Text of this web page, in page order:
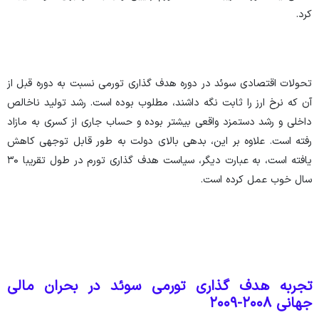
کرد.
تحولات اقتصادی سوئد در دوره هدف گذاری تورمی نسبت به دوره قبل از
آن که نرخ ارز را ثابت نگه داشند، مطلوب بوده است. رشد تولید ناخالص
داخلی و رشد دستمزد واقعی بیشتر بوده و حساب جاری از کسری به مازاد
رفته است. علاوه بر این، بدهی بالای دولت به طور قابل توجهی کاهش
یافته است، به عبارت دیگر، سیاست هدف گذاری تورم در طول تقریبا ۳۰
سال خوب عمل کرده است.
تجربه هدف گذاری تورمی سوئد در بحران مالی
جهانی ۲۰۰۸-۲۰۰۹